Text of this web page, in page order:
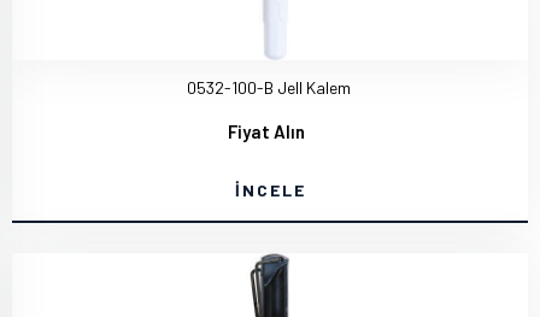
0532-100-B Jell Kalem
Fiyat Alın
İNCELE